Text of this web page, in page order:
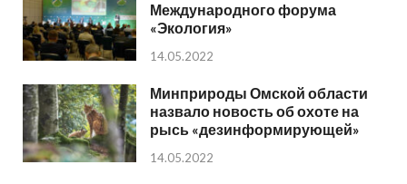
Международного форума
«Экология»
14.05.2022
Минприроды Омской области
назвало новость об охоте на
рысь «дезинформирующей»
14.05.2022